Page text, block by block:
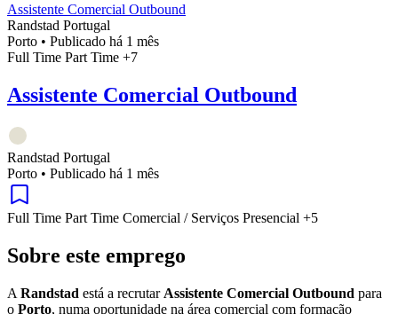
Assistente Comercial Outbound
Randstad Portugal
Porto • Publicado há 1 mês
Full Time Part Time +7
Assistente Comercial Outbound
Randstad Portugal
Porto • Publicado há 1 mês
Full Time Part Time Comercial / Serviços Presencial +5
Sobre este emprego
A Randstad está a recrutar Assistente Comercial Outbound para
o Porto, numa oportunidade na área comercial com formação